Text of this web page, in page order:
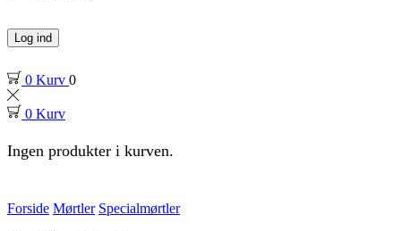
Log ind
0 Kurv 0
0 Kurv
Ingen produkter i kurven.
Forside Mørtler Specialmørtler